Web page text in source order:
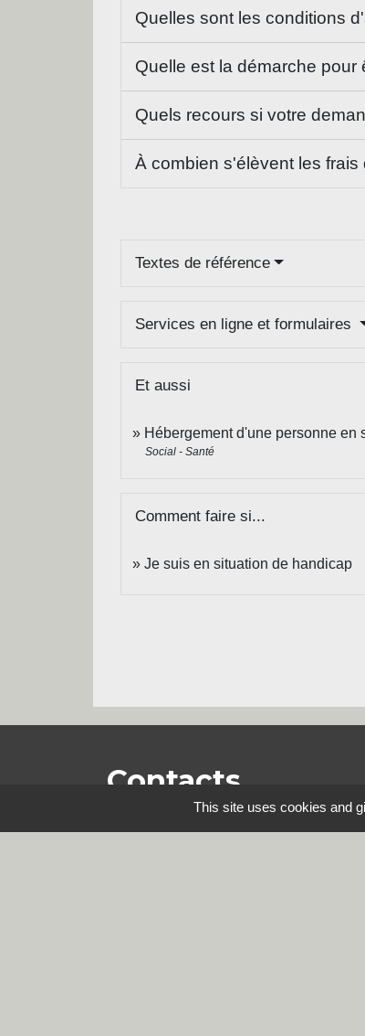
Quelles sont les conditions
Quelle est la démarche pour
Quels recours si votre
À combien s'élèvent les
Textes de référence
Services en ligne et formulaires
Et aussi
Hébergement d'une personne en
Social - Santé
Comment faire si...
Je suis en situation de handicap
Contacts
This site uses cookies and